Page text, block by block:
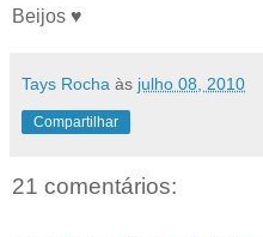
Beijos ♥
Tays Rocha às julho 08, 2010
Compartilhar
21 comentários: